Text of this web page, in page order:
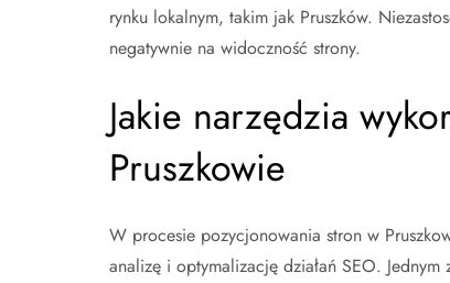
rynku lokalnym, takim jak Pruszków.
negatywnie na widoczność strony.
Jakie narzędzia
Pruszkowie
W procesie pozycjonowania stron w
analizę i optymalizację działań SEO.